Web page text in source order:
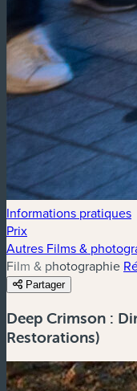
Informations pratiques
Prix
Autres Films &
Film & photographie
Partager
Deep Crimson :
Restorations)